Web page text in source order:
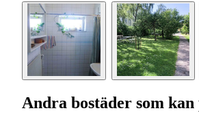
Andra bostäder som kan